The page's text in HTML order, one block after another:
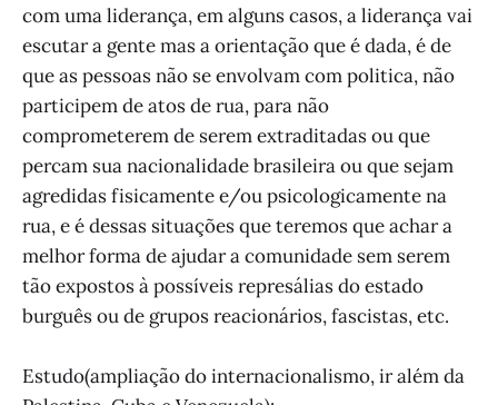
com uma liderança, em alguns casos, a liderança vai
escutar a gente mas a orientação que é dada, é de
que as pessoas não se envolvam com politica, não
participem de atos de rua, para não
comprometerem de serem extraditadas ou que
percam sua nacionalidade brasileira ou que sejam
agredidas fisicamente e/ou psicologicamente na
rua, e é dessas situações que teremos que achar a
melhor forma de ajudar a comunidade sem serem
tão expostos à possíveis represálias do estado
burguês ou de grupos reacionários, fascistas, etc.
Estudo(ampliação do internacionalismo, ir além da